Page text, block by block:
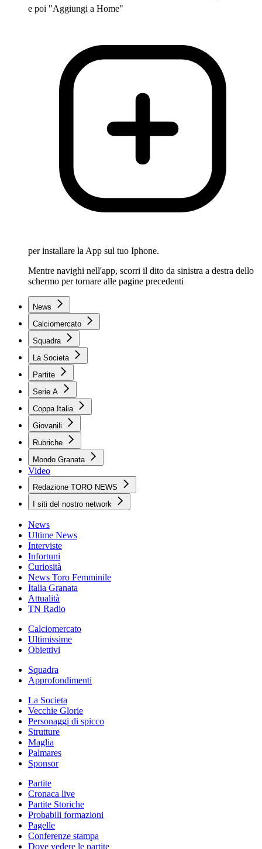
e poi "Aggiungi a Home"
per installare la App sul tuo Iphone.
Mentre navighi nell'app, scorri il dito da sinistra a destra dello
schermo per tornare alle pagine precedenti
News
Calciomercato
Squadra
La Societa
Partite
Serie A
Coppa Italia
Giovanili
Rubriche
Mondo Granata
Video
Redazione TORO NEWS
I siti del nostro network
News
Ultime News
Interviste
Infortuni
Curiosità
News Toro Femminile
Italia Granata
Attualità
TN Radio
Calciomercato
Ultimissime
Obiettivi
Squadra
Approfondimenti
La Societa
Vecchie Glorie
Personaggi di spicco
Strutture
Maglia
Palmares
Sponsor
Partite
Cronaca live
Partite Storiche
Probabili formazioni
Pagelle
Conferenze stampa
Dove vedere le partite